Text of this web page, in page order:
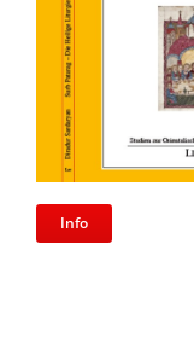
Info